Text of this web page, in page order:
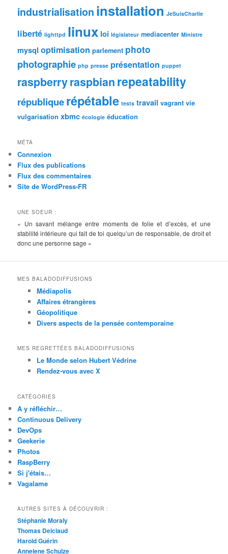
industrialisation installation JeSuisCharlie
liberté lighttpd linux loi législateur mediacenter Ministre
mysql optimisation parlement photo
photographie php presse présentation puppet
raspberryraspbianrepeatability
républiquerépétable tests travail vagrant vie
vulgarisation xbmc écologie éducation
MÉTA
Connexion
Flux des publications
Flux des commentaires
Site de WordPress-FR
UNE SOEUR :
« Un savant mélange entre moments de folie et d’excès, et une
stabilité intérieure qui fait de toi quelqu’un de responsable, de droit et
donc une personne sage »
MES BALADODIFFUSIONS
Médiapolis
Affaires étrangères
Géopolitique
Divers aspects de la pensée contemporaine
MES REGRETTÉES BALADODIFFUSIONS
Le Monde selon Hubert Védrine
Rendez-vous avec X
CATÉGORIES
A y réfléchir…
Continuous Delivery
DevOps
Geekerie
Photos
RaspBerry
Si j'étais…
Vagalame
AUTRES SITES À DÉCOUVRIR :
Stéphanie Moraly
Thomas Delclaud
Harold Guérin
Annelene Schulze